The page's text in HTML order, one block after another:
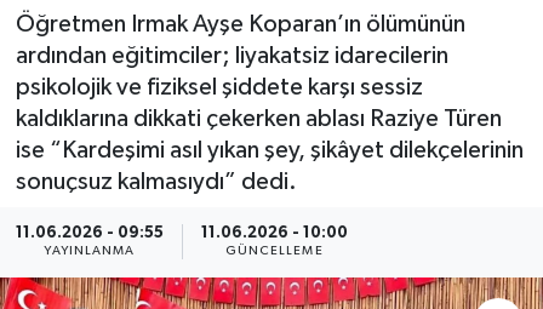
Öğretmen Irmak Ayşe Koparan’ın ölümünün
ardından eğitimciler; liyakatsiz idarecilerin
psikolojik ve fiziksel şiddete karşı sessiz
kaldıklarına dikkati çekerken ablası Raziye Türen
ise “Kardeşimi asıl yıkan şey, şikâyet dilekçelerinin
sonuçsuz kalmasıydı” dedi.
11.06.2026 - 09:55
YAYINLANMA
11.06.2026 - 10:00
GÜNCELLEME
RESMİ REKLAMLAR
Egemax TV
Haber Arşivi